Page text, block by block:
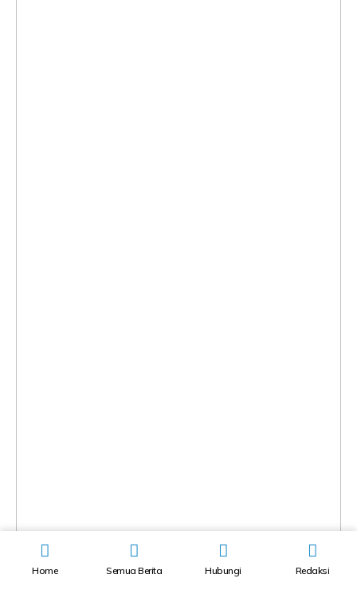
Home Semua Berita Hubungi Redaksi